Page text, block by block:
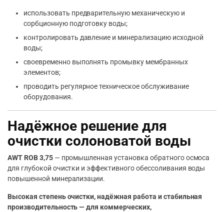
использовать предварительную механическую и
сорбционную подготовку воды;
контролировать давление и минерализацию исходной
воды;
своевременно выполнять промывку мембранных
элементов;
проводить регулярное техническое обслуживание
оборудования.
Надёжное решение для
очистки солоноватой воды
AWT ROB 3,75— промышленная установка обратного осмоса
для глубокой очистки и эффективного обессоливания воды
повышенной минерализации.
Высокая степень очистки, надёжная работа и стабильная
производительность — для коммерческих,